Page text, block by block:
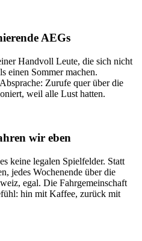
AEGs
Handvoll Leute, die sich nicht
einen Sommer machen.
Zurufe quer über die
weil alle Lust hatten.
wir eben
keine legalen Spielfelder. Statt
jedes Wochenende über die
egal. Die Fahrgemeinschaft
hin mit Kaffee, zurück mit